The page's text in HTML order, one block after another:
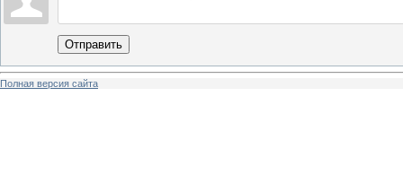
Отправить
Полная версия сайта